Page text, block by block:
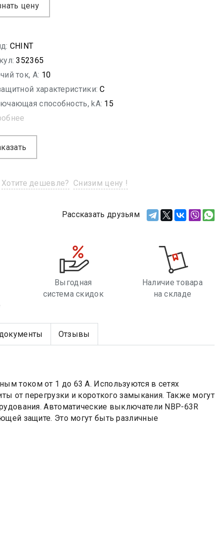
цену
CHINT
352365
ток, A: 10
характеристики: C
способность, kA: 15
Хотите дешевле? Снизим цену !
Рассказать друзьям
Выгодная
система скидок
Наличие товара
на складе
Отзывы
током от 1 до 63 А. Используются в сетях
от перегрузки и короткого замыкания. Также могут
Автоматические выключатели NBP-63R
защите. Это могут быть различные